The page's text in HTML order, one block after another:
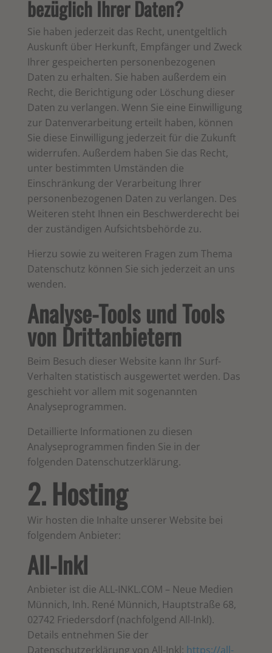
bezüglich Ihrer Daten?
Sie haben jederzeit das Recht, unentgeltlich
Auskunft über Herkunft, Empfänger und Zweck
Ihrer gespeicherten personenbezogenen
Daten zu erhalten. Sie haben außerdem ein
Recht, die Berichtigung oder Löschung dieser
Daten zu verlangen. Wenn Sie eine Einwilligung
zur Datenverarbeitung erteilt haben, können
Sie diese Einwilligung jederzeit für die Zukunft
widerrufen. Außerdem haben Sie das Recht,
unter bestimmten Umständen die
Einschränkung der Verarbeitung Ihrer
personenbezogenen Daten zu verlangen. Des
Weiteren steht Ihnen ein Beschwerderecht bei
der zuständigen Aufsichtsbehörde zu.
Hierzu sowie zu weiteren Fragen zum Thema
Datenschutz können Sie sich jederzeit an uns
wenden.
Analyse-Tools und Tools
von Dritt­anbietern
Beim Besuch dieser Website kann Ihr Surf-
Verhalten statistisch ausgewertet werden. Das
geschieht vor allem mit sogenannten
Analyseprogrammen.
Detaillierte Informationen zu diesen
Analyseprogrammen finden Sie in der
folgenden Datenschutzerklärung.
2. Hosting
Wir hosten die Inhalte unserer Website bei
folgendem Anbieter:
All-Inkl
Anbieter ist die ALL-INKL.COM – Neue Medien
Münnich, Inh. René Münnich, Hauptstraße 68,
02742 Friedersdorf (nachfolgend All-Inkl).
Details entnehmen Sie der
Datenschutzerklärung von All-Inkl: https://all-